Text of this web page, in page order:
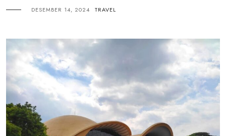
DESEMBER 14, 2024 TRAVEL